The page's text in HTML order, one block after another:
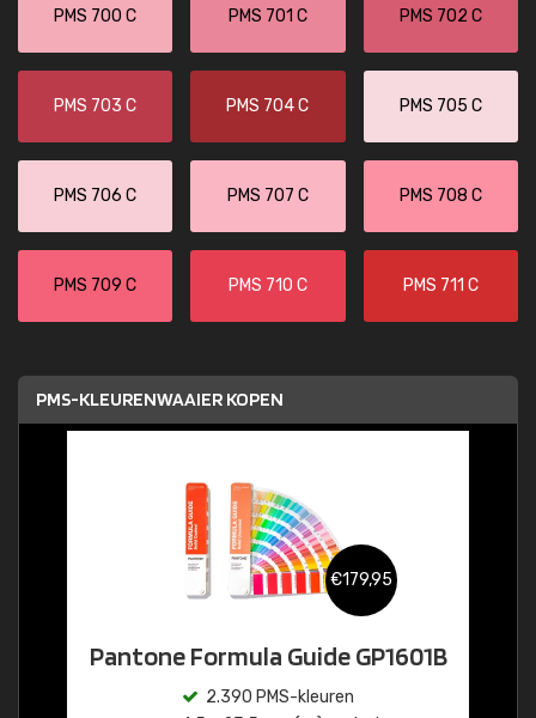
PMS 700 C PMS 701 C PMS 702 C
PMS 703 C PMS 704 C PMS 705 C
PMS 706 C PMS 707 C PMS 708 C
PMS 709 C PMS 710 C PMS 711 C
PMS-KLEURENWAAIER KOPEN
€179,95
Pantone Formula Guide GP1601B
2.390 PMS-kleuren